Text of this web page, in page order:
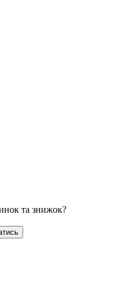
та знижок?